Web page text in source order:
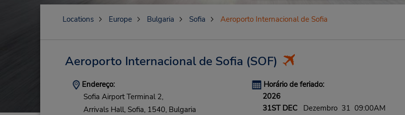
Locations Europe Bulgaria Sofia Aeroporto Internacional de Sofia
Aeroporto Internacional de Sofia (SOF)
Endereço:
Sofia Airport Terminal 2,
Arrivals Hall, Sofia, 1540, Bulgaria
Horário de feriado:
2026
31ST DECDezembro 31 09:00AM